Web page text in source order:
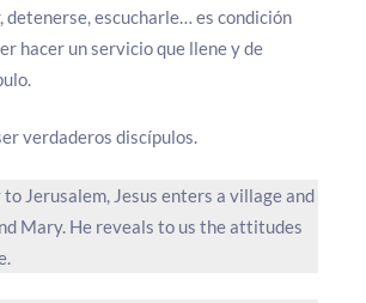
detenerse, escucharle… es condición
hacer un servicio que llene y de
verdaderos discípulos.
to Jerusalem, Jesus enters a village and
Mary. He reveals to us the attitudes